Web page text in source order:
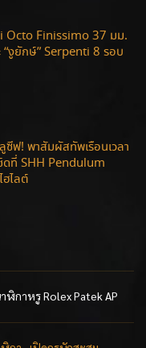
Octo Finissimo 37 มม.
“งูยักษ์” Serpenti 8 รอบ
ซีฟ! พาสัมผัสทัพเรือนเวลา
ดที่ SHH Pendulum
ฮไลต์
กาหรู Rolex Patek AP